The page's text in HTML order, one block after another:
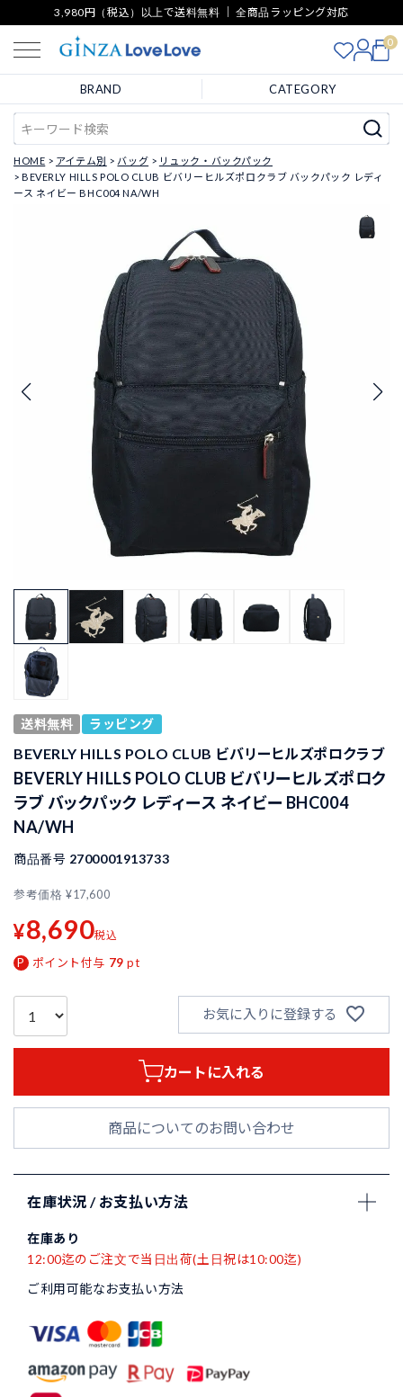
3,980円（税込）以上で送料無料 ｜ 全商品ラッピング対応
0
BRAND CATEGORY
HOME アイテム別 バッグ
リュック・バックパック
BEVERLY HILLS POLO CLUB ビバリーヒルズポロクラブ バックパック レディ
ース ネイビー BHC004 NA/WH
送料無料 ラッピング
BEVERLY HILLS POLO CLUB ビバリーヒルズポロクラブ
BEVERLY HILLS POLO CLUB ビバリーヒルズポロク
ラブ バックパック レディース ネイビー BHC004
NA/WH
商品番号 2700001913733
参考価格 ¥17,600
¥8,690税込
ポイント付与 79 pt
お気に入りに登録する
カートに入れる
商品についてのお問い合わせ
在庫状況 / お支払い方法
在庫あり
12:00迄のご注文で当日出荷(土日祝は10:00迄)
ご利用可能なお支払い方法